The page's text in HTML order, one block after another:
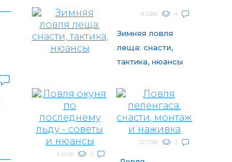
8.338K 4
Зимняя ловля
леща: снасти,
тактика, нюансы
6.553K 5
22.778K 3